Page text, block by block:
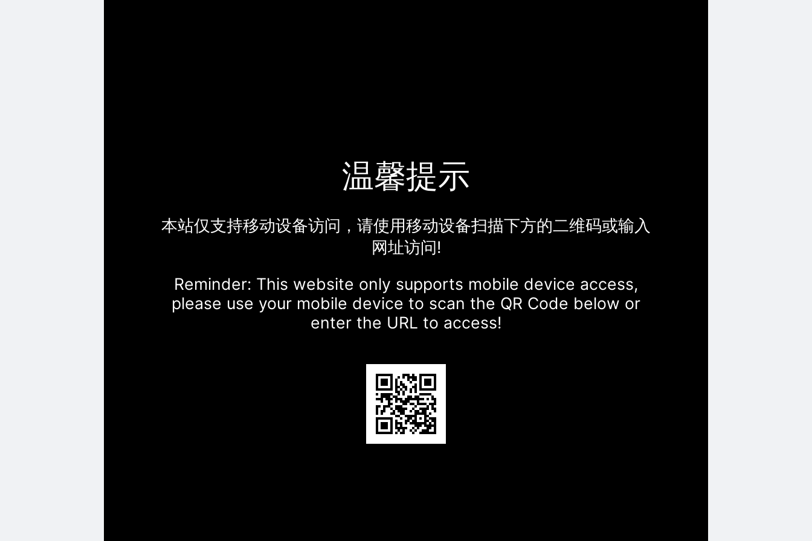
温馨提示
本站仅支持移动设备访问，请使用移动设备扫描下方的二维码或输入
网址访问!
Reminder: This website only supports mobile device access,
please use your mobile device to scan the QR Code below or
enter the URL to access!